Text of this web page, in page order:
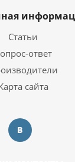
Статьи
ответ
сайта